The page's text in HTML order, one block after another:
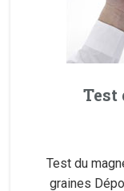
Test
Test du
graines